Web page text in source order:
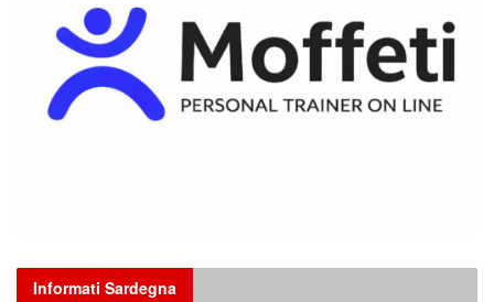
Informati Sardegna